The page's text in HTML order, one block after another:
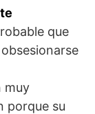
que
muy
porque su